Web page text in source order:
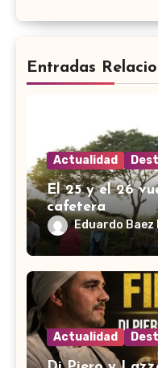
Entradas
Actualidad
El 25 y el 26
cafetera
Eduardo Baez
Actualidad